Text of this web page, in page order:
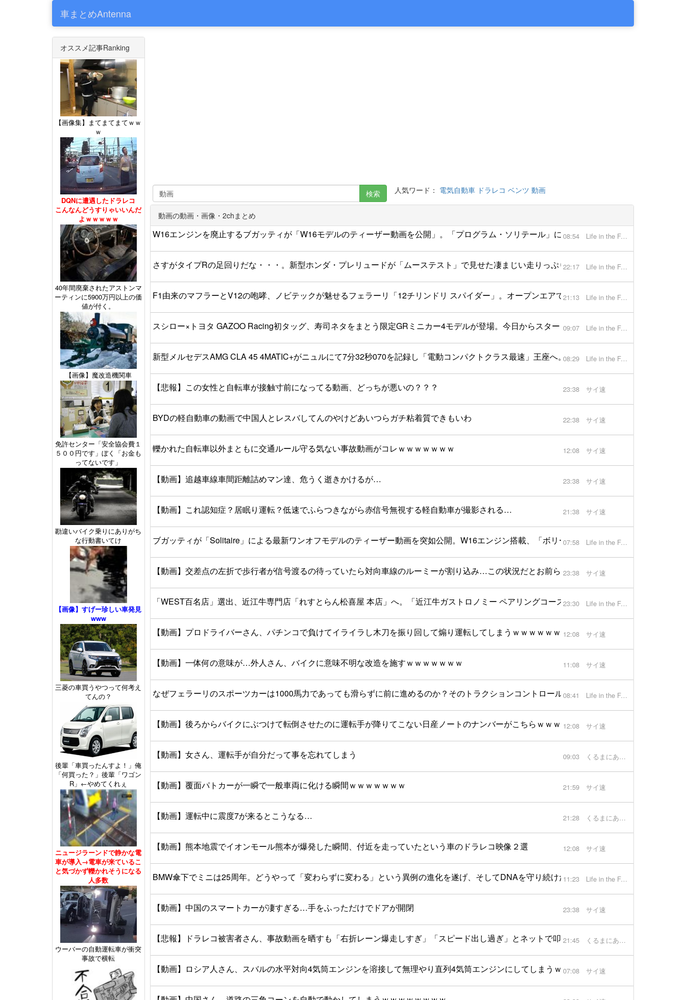
車まとめAntenna
検索 人気ワード： 電気自動車 ドラレコ ベンツ 動画
動画の動画・画像・2chまとめ
W16エンジンを廃止するブガッティが「W16モデルのティーザー動画を公開」。「プログラム・ソリテール」による最新ワンオフモデルが登場
08:54 Life in the FAST LANE.
さすがタイプRの足回りだな・・・。新型ホンダ・プレリュードが「ムーステスト」で見せた凄まじい走りっぷり、そのシャシーバランスがスゴ
22:17 Life in the FAST LANE.
F1由来のマフラーとV12の咆哮、ノビテックが魅せるフェラーリ「12チリンドリ スパイダー」。オープンエアで聴く自然吸気サウンドはこの上
21:13 Life in the FAST LANE.
スシロー×トヨタ GAZOO Racing初タッグ、寿司ネタをまとう限定GRミニカー4モデルが登場。今日からスタート、「なくなり次第」キャンペー
09:07 Life in the FAST LANE.
新型メルセデスAMG CLA 45 4MATIC+がニュルにて7分32秒070を記録し「電動コンパクトクラス最速」王座へ。なおこのクラスは今回「新設」
08:29 Life in the FAST LANE.
【悲報】この女性と自転車が接触寸前になってる動画、どっちが悪いの？？？ 23:38 サイ速
BYDの軽自動車の動画で中国人とレスバしてんのやけどあいつらガチ粘着質できもいわ 22:38 サイ速
轢かれた自転車以外まともに交通ルール守る気ない事故動画がコレｗｗｗｗｗｗｗ 12:08 サイ速
【動画】追越車線車間距離詰めマン達、危うく逝きかけるが… 23:38 サイ速
【動画】これ認知症？居眠り運転？低速でふらつきながら赤信号無視する軽自動車が撮影される… 21:38 サイ速
ブガッティが「Solitaire」による最新ワンオフモデルのティーザー動画を突如公開。W16エンジン搭載、「ボリード」にインスパイアされたワイ
07:58 Life in the FAST LANE.
【動画】交差点の左折で歩行者が信号渡るの待っていたら対向車線のルーミーが割り込み…この状況だとお前ら待つ？行く？
23:38 サイ速
「WEST百名店」選出、近江牛専門店「れすとらん松喜屋 本店」へ。「近江牛ガストロノミー ペアリングコース」はお腹と心が豊かになる内容
23:30 Life in the FAST LANE.
【動画】プロドライバーさん、パチンコで負けてイライラし木刀を振り回して煽り運転してしまうｗｗｗｗｗｗｗｗｗｗｗｗｗ
12:08 サイ速
【動画】一体何の意味が…外人さん、バイクに意味不明な改造を施すｗｗｗｗｗｗｗ 11:08 サイ速
なぜフェラーリのスポーツカーは1000馬力であっても滑らずに前に進めるのか？そのトラクションコントロール技術とF1直系による電子制御と
08:41 Life in the FAST LANE.
【動画】後ろからバイクにぶつけて転倒させたのに運転手が降りてこない日産ノートのナンバーがこちらｗｗｗｗｗｗｗｗｗｗｗｗ
12:08 サイ速
【動画】女さん、運転手が自分だって事を忘れてしまう 09:03 くるまにあ速報
【動画】覆面パトカーが一瞬で一般車両に化ける瞬間ｗｗｗｗｗｗｗ 21:59 サイ速
【動画】運転中に震度7が来るとこうなる… 21:28 くるまにあ速報
【動画】熊本地震でイオンモール熊本が爆発した瞬間、付近を走っていたという車のドラレコ映像２選 12:08 サイ速
BMW傘下でミニは25周年。どうやって「変わらずに変わる」という異例の進化を遂げ、そしてDNAを守り続けたのか【動画】
11:23 Life in the FAST LANE.
【動画】中国のスマートカーが凄すぎる…手をふっただけでドアが開閉 23:38 サイ速
【悲報】ドラレコ被害者さん、事故動画を晒すも「右折レーン爆走しすぎ」「スピード出し過ぎ」とネットで叩かれ炎上してしまう
21:45 くるまにあ速報
【動画】ロシア人さん、スバルの水平対向4気筒エンジンを溶接して無理やり直列4気筒エンジンにしてしまうｗｗｗｗｗｗｗｗ
07:08 サイ速
オススメ記事Ranking
【画像集】まてまてまてｗｗ
ｗ
DQNに遭遇したドラレコ
こんなんどうすりゃいいんだ
よｗｗｗｗｗ
40年間廃棄されたアストンマ
ーティンに5900万円以上の価
値が付く。
【画像】魔改造機関車
免許センター「安全協会費１
５００円です」ぼく「お金も
ってないです」
勘違いバイク乗りにありがち
な行動書いてけ
【画像】すげー珍しい車発見
www
三菱の車買うやつって何考え
てんの？
後輩「車買ったんすよ！」俺
「何買った？」後輩「ワゴン
R」←やめてくれぇ
ニュージラーンドで静かな電
車が導入→電車が来ているこ
と気づかず轢かれそうになる
人多数
ウーバーの自動運転車が衝突
事故で横転